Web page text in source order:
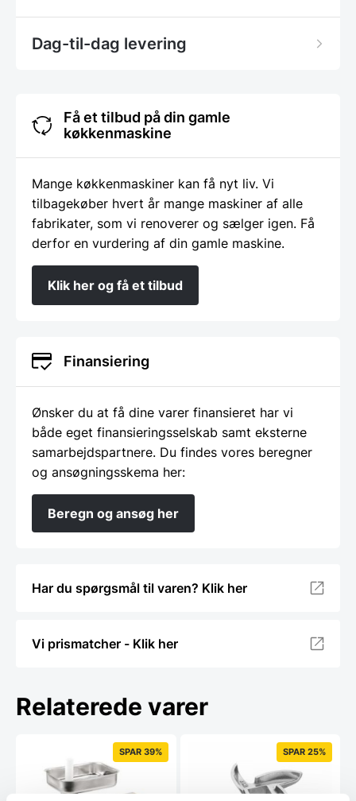
Dag-til-dag levering
Få et tilbud på din gamle
køkkenmaskine
Mange køkkenmaskiner kan få nyt liv. Vi
tilbagekøber hvert år mange maskiner af alle
fabrikater, som vi renoverer og sælger igen. Få
derfor en vurdering af din gamle maskine.
Klik her og få et tilbud
Finansiering
Ønsker du at få dine varer finansieret har vi
både eget finansieringsselskab samt eksterne
samarbejdspartnere. Du findes vores beregner
og ansøgningsskema her:
Beregn og ansøg her
Har du spørgsmål til varen? Klik her
Vi prismatcher - Klik her
Relaterede varer
SPAR 39% SPAR 25%